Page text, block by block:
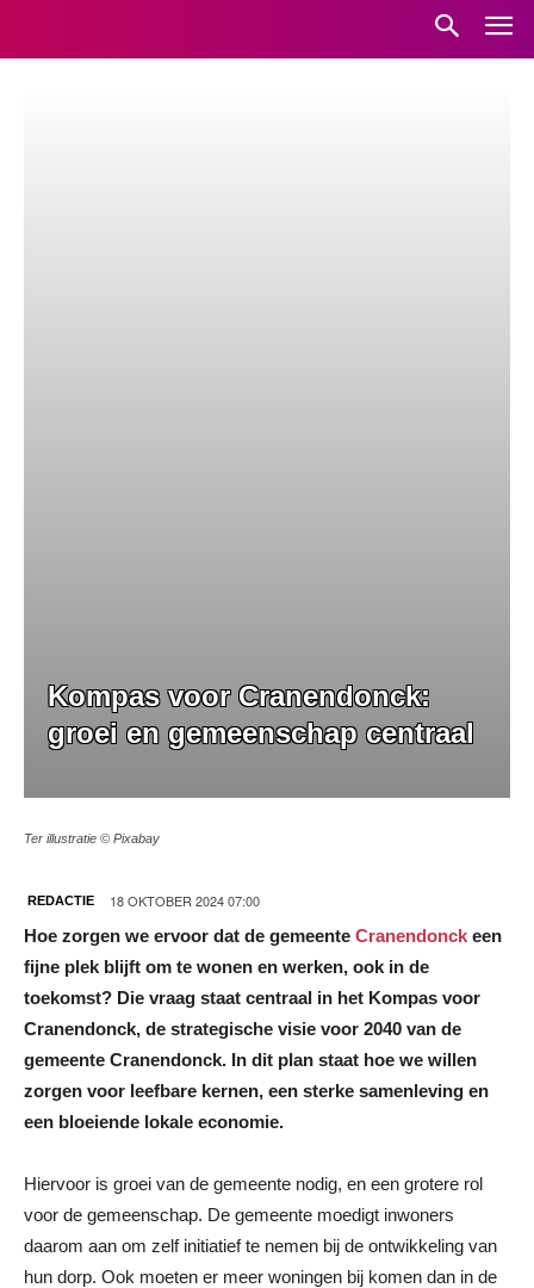
Kompas voor Cranendonck:
groei en gemeenschap centraal
Ter illustratie © Pixabay
REDACTIE 18 OKTOBER 2024 07:00
Hoe zorgen we ervoor dat de gemeente Cranendonck een
fijne plek blijft om te wonen en werken, ook in de
toekomst? Die vraag staat centraal in het Kompas voor
Cranendonck, de strategische visie voor 2040 van de
gemeente Cranendonck. In dit plan staat hoe we willen
zorgen voor leefbare kernen, een sterke samenleving en
een bloeiende lokale economie.
Hiervoor is groei van de gemeente nodig, en een grotere rol
voor de gemeenschap. De gemeente moedigt inwoners
daarom aan om zelf initiatief te nemen bij de ontwikkeling van
hun dorp. Ook moeten er meer woningen bij komen dan in de